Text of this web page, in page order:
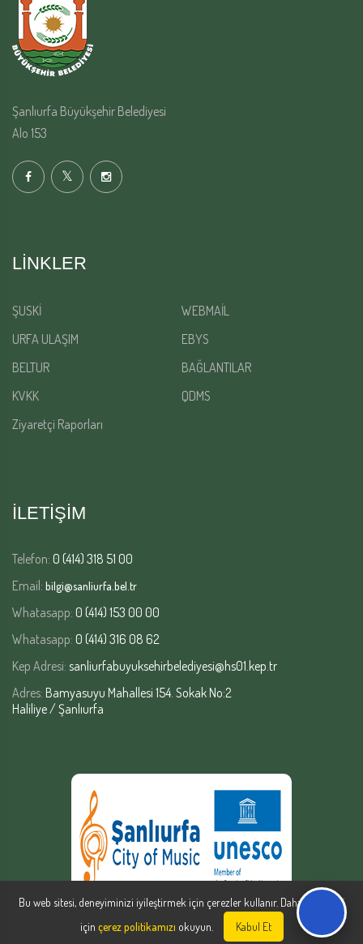
Şanlıurfa Büyükşehir Belediyesi
Alo 153
LINKLER
ŞUSKİ
WEBMAİL
URFA ULAŞIM
EBYS
BELTUR
BAĞLANTILAR
KVKK
QDMS
Ziyaretçi Raporları
İLETİŞİM
Telefon: 0 (414) 318 51 00
Email: bilgi@sanliurfa.bel.tr
Whatasapp: 0 (414) 153 00 00
Whatasapp: 0 (414) 316 08 62
Kep Adresi: sanliurfabuyuksehirbelediyesi@hs01.kep.tr
Adres: Bamyasuyu Mahallesi 154. Sokak No:2
Haliliye / Şanlıurfa
Bu web sitesi, deneyiminizi iyileştirmek için çerezler kullanır. Daha fazla bilgi
için çerez politikamızı okuyun. Kabul Et